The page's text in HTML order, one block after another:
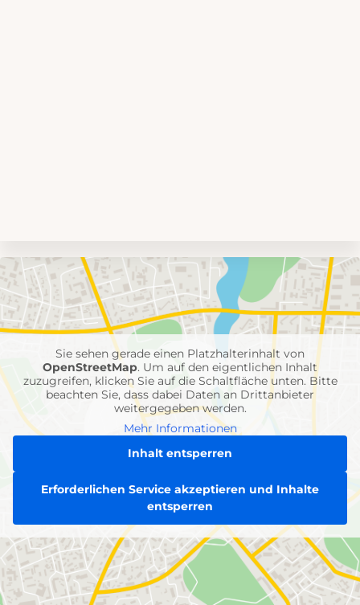
Umgebungskarte
mit
Feuerwehr-
Einheiten
Sie sehen gerade einen Platzhalterinhalt von
OpenStreetMap. Um auf den eigentlichen Inhalt
zuzugreifen, klicken Sie auf die Schaltfläche unten. Bitte
beachten Sie, dass dabei Daten an Drittanbieter
weitergegeben werden.
Mehr Informationen
Inhalt entsperren
Erforderlichen Service akzeptieren und Inhalte
entsperren